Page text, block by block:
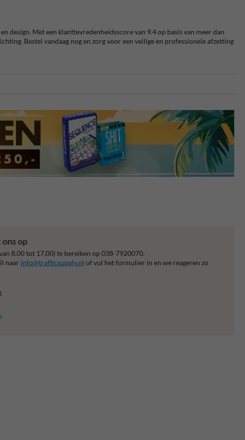
design. Met een klanttevredenheidsscore van 9.4 op basis van meer dan
Bestel vandaag nog en zorg voor een veilige en professionele afzetting
op
8.00 tot 17.00) te bereiken op 038-7920070.
naar info@trafficsupply.nl of vul het formulier in en we reageren zo